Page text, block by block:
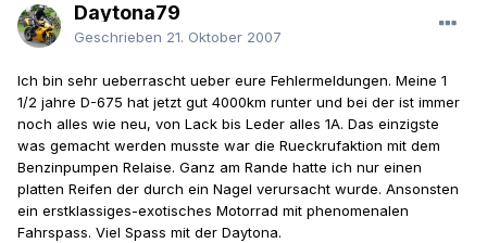
Daytona79
Geschrieben 21. Oktober 2007
Ich bin sehr ueberrascht ueber eure Fehlermeldungen. Meine 1
1/2 jahre D-675 hat jetzt gut 4000km runter und bei der ist immer
noch alles wie neu, von Lack bis Leder alles 1A. Das einzigste
was gemacht werden musste war die Rueckrufaktion mit dem
Benzinpumpen Relaise. Ganz am Rande hatte ich nur einen
platten Reifen der durch ein Nagel verursacht wurde. Ansonsten
ein erstklassiges-exotisches Motorrad mit phenomenalen
Fahrspass. Viel Spass mit der Daytona.